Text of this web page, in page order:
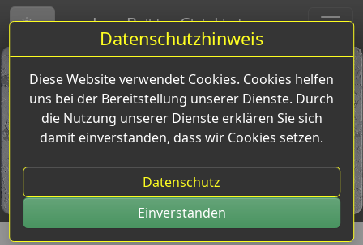
Toggle theme
Lanz-Bulldog-Club-Lindena
Datenschutzhinweis
Diese Website verwendet Cookies. Cookies helfen
uns bei der Bereitstellung unserer Dienste. Durch
die Nutzung unserer Dienste erklären Sie sich
damit einverstanden, dass wir Cookies setzen.
Datenschutz
Einverstanden